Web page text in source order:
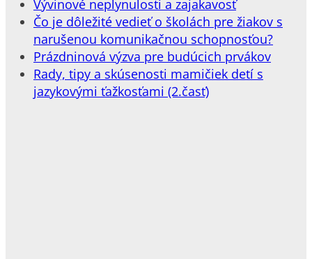
Vývinové neplynulosti a zajakavosť
Čo je dôležité vedieť o školách pre žiakov s
narušenou komunikačnou schopnosťou?
Prázdninová výzva pre budúcich prvákov
Rady, tipy a skúsenosti mamičiek detí s
jazykovými ťažkosťami (2.časť)